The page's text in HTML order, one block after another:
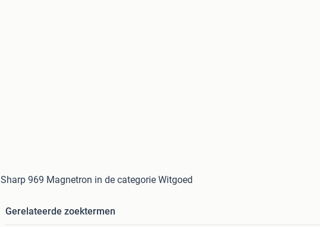
Sharp 969 Magnetron in de categorie Witgoed
Gerelateerde zoektermen